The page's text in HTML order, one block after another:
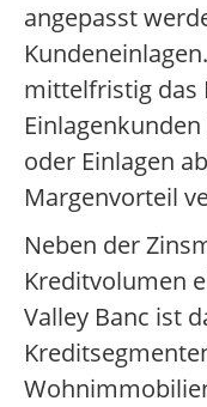
angepasst
mittelfristig das
oder Einlagen
Margenvorteil
Neben der
Kreditvolumen
Valley Banc ist